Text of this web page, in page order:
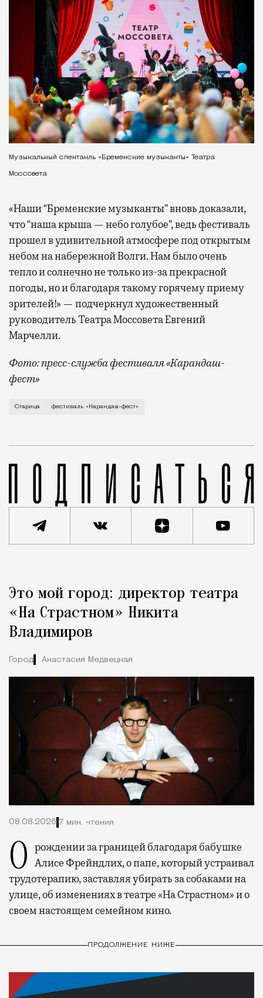
Музыкальный спектакль «Бременские музыканты» Театра
Моссовета
«Наши “Бременские музыканты” вновь доказали,
что “наша крыша — небо голубое”, ведь фестиваль
прошел в удивительной атмосфере под открытым
небом на набережной Волги. Нам было очень
тепло и солнечно не только из-за прекрасной
погоды, но и благодаря такому горячему приему
зрителей!» — подчеркнул художественный
руководитель Театра Моссовета Евгений
Марчелли.
Фото: пресс-служба фестиваля «Карандаш-
фест»
В минувший уикенд маленькая Старица в
Старица фестиваль «Карандаш-фест»
Город
Это мой город: директор театра
«На Страстном» Никита
Владимиров
Город Анастасия Медвецкая
08.08.2026 7 мин. чтения
О рождении за границей благодаря бабушке Алисе Фрейндлих, о папе, который устраивал
трудотерапию, заставляя убирать за собаками на
улице, об изменениях в театре «На Страстном» и о
своем настоящем семейном кино.
ПРОДОЛЖЕНИЕ НИЖЕ